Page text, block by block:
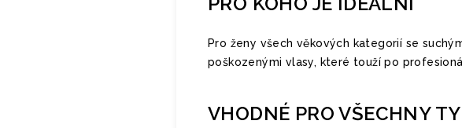
Pro ženy všech věkových kategorií se
poškozenými vlasy, které touží po
VHODNÉ PRO VŠECHNY